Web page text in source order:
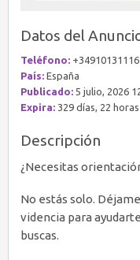
Datos del
Teléfono: +34910131116
País: España
Publicado: 5 julio, 2026
Expira: 329 días, 22 horas
Descripción
¿Necesitas
No estás solo.
videncia para
buscas.